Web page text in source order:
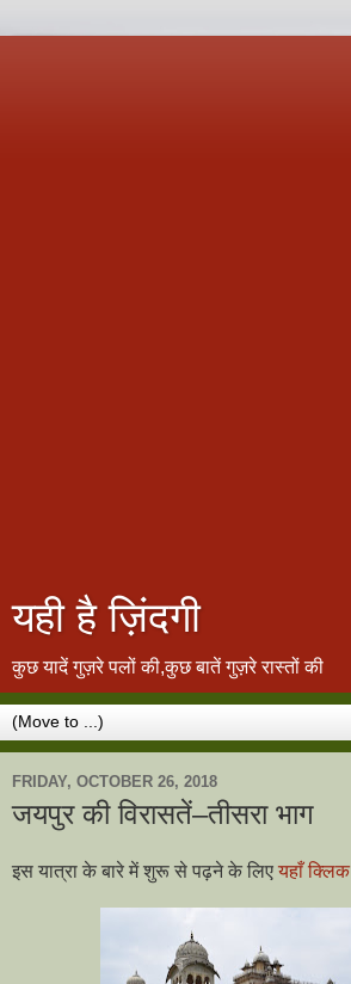
यही है ज़िंदगी
कुछ यादें गुज़रे पलों की,कुछ बातें गुज़रे रास्तों की
FRIDAY, OCTOBER 26, 2018
जयपुर की विरासतें–तीसरा भाग
इस यात्रा के बारे में शुरू से पढ़ने के लिए यहाँ क्लिक